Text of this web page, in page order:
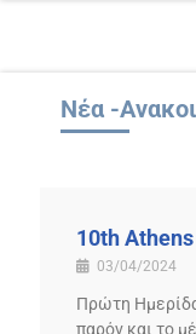
Νέα -
10th
03/04/2024
Πρώτη
παρόν και το